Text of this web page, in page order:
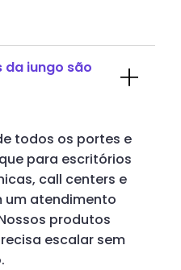
da iungo são
todos os portes e
para escritórios
call centers e
um atendimento
produtos
escalar sem